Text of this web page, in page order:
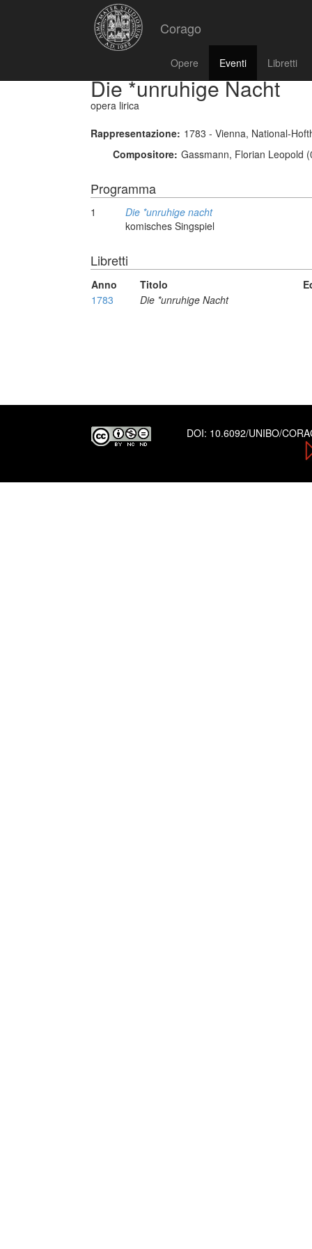
Corago
Opere Eventi Libretti
Die *unruhige Nacht
opera lirica
Rappresentazione: 1783 - Vienna, National-
Compositore: Gassmann, Florian Leopold
Programma
1
Die *unruhige nacht
komisches Singspiel
Libretti
Anno Titolo
1783
Die *unruhige Nacht
DOI: 10.6092/UNIBO/